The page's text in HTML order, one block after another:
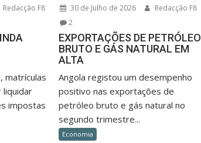
Redacção F8
matrículas
liquidar
impostas
30 de Julho de 2026
Redacção F8
2
EXPORTAÇÕES DE PETRÓLEO
BRUTO E GÁS NATURAL EM
ALTA
Angola registou um desempenho
positivo nas exportações de
petróleo bruto e gás natural no
segundo trimestre...
Economia